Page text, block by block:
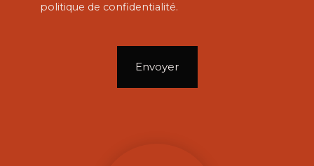
politique de confidentialité.
Envoyer